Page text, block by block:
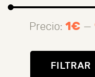
FILTRAR
Precio:1€ —